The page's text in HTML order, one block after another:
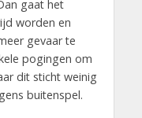
gaat het
worden en
gevaar te
pogingen om
dit sticht weinig
buitenspel.